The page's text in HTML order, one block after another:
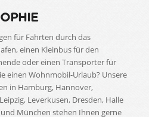
für Fahrten durch das
einen Kleinbus für den
oder einen Transporter für
einen Wohnmobil-Urlaub? Unsere
in Hamburg, Hannover,
Leverkusen, Dresden, Halle
München stehen Ihnen gerne